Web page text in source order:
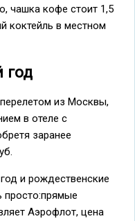
чашка кофе стоит 1,5
коктейль в местном
год
из Москвы,
в отеле с
заранее
и рождественские
просто:прямые
Аэрофлот, цена